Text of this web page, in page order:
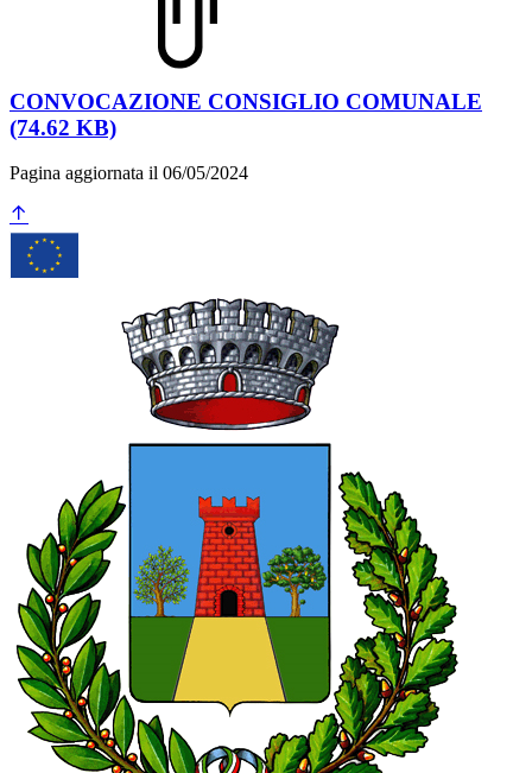
CONVOCAZIONE CONSIGLIO COMUNALE
(74.62 KB)
Pagina aggiornata il 06/05/2024